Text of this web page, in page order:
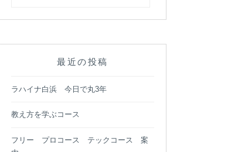
最近の投稿
ラハイナ白浜 今日で丸3年
教え方を学ぶコース
フリー プロコース テックコース 案